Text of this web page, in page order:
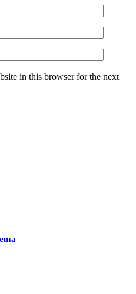
in this browser for the next